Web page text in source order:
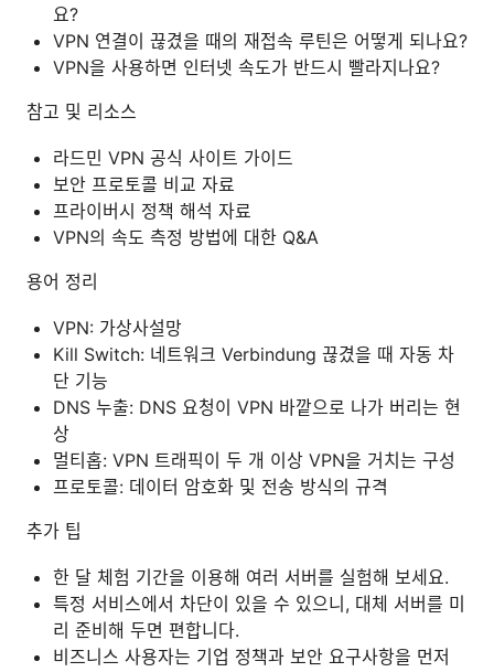
요?
VPN 연결이 끊겼을 때의 재접속 루틴은 어떻게 되나요?
VPN을 사용하면 인터넷 속도가 반드시 빨라지나요?
참고 및 리소스
라드민 VPN 공식 사이트 가이드
보안 프로토콜 비교 자료
프라이버시 정책 해석 자료
VPN의 속도 측정 방법에 대한 Q&A
용어 정리
VPN: 가상사설망
Kill Switch: 네트워크 Verbindung 끊겼을 때 자동 차
단 기능
DNS 누출: DNS 요청이 VPN 바깥으로 나가 버리는 현
상
멀티홉: VPN 트래픽이 두 개 이상 VPN을 거치는 구성
프로토콜: 데이터 암호화 및 전송 방식의 규격
추가 팁
한 달 체험 기간을 이용해 여러 서버를 실험해 보세요.
특정 서비스에서 차단이 있을 수 있으니, 대체 서버를 미
리 준비해 두면 편합니다.
비즈니스 사용자는 기업 정책과 보안 요구사항을 먼저